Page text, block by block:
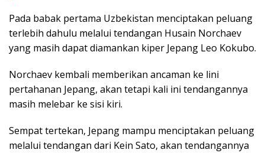
Pada babak pertama Uzbekistan menciptakan peluang
terlebih dahulu melalui tendangan Husain Norchaev
yang masih dapat diamankan kiper Jepang Leo Kokubo.
Norchaev kembali memberikan ancaman ke lini
pertahanan Jepang, akan tetapi kali ini tendangannya
masih melebar ke sisi kiri.
Sempat tertekan, Jepang mampu menciptakan peluang
melalui tendangan dari Kein Sato, akan tendangannya